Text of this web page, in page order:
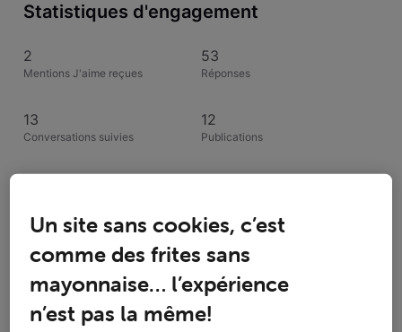
Statistiques d'engagement
2
Mentions J'aime reçues
53
Réponses
13
Conversations suivies
12
Publications
Activités de gillou
Toutesles activités
Un site sans cookies, c’est
comme des frites sans
mayonnaise… l’expérience
n’est pas la même!